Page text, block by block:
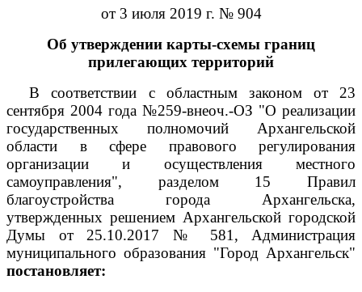
от 3 июля 2019 г. № 904
Об утверждении карты-схемы границ
прилегающих территорий
В соответствии с областным законом от 23
сентября 2004 года №259-внеоч.-ОЗ "О реализации
государственных полномочий Архангельской
области в сфере правового регулирования
организации и осуществления местного
самоуправления", разделом 15 Правил
благоустройства города Архангельска,
утвержденных решением Архангельской городской
Думы от 25.10.2017 № 581, Администрация
муниципального образования "Город Архангельск"
постановляет: